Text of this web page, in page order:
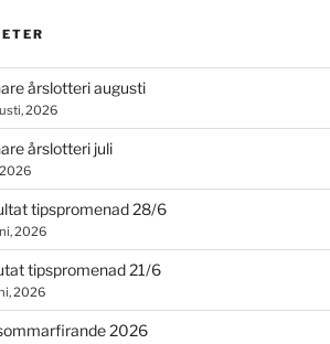
årslotteri augusti
2026
årslotteri juli
tipspromenad 28/6
2026
tipspromenad 21/6
2026
2026